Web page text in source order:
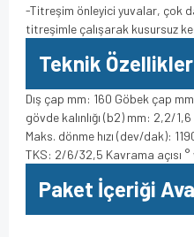
-Titreşim önleyici yuvalar, çok
titreşimle çalışarak kusursuz
Teknik Özellikler
Dış çap mm: 160 Göbek çap
gövde kalınlığı (b2) mm: 2,2/
Maks. dönme hızı (dev/dak):
TKS: 2/6/32,5 Kavrama açısı °
Paket İçeriği